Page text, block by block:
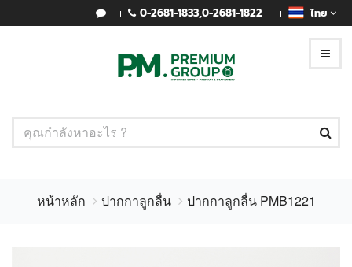
0-2681-1833,0-2681-1822 ไทย
หน้าหลัก ปากกาลูกลื่น ปากกาลูกลื่น PMB1221